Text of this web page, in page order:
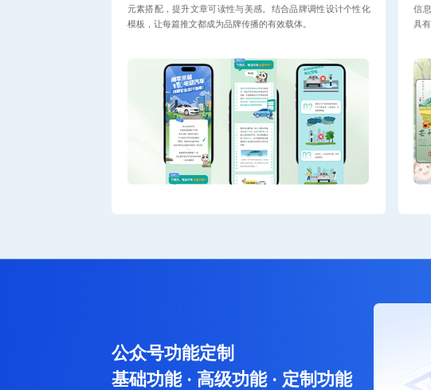
元素搭配，提升文章可读性与美感。结合品牌调性设计个性化
模板，让每篇推文都成为品牌传播的有效载体。
信
具
公众号功能定制
基础功能 · 高级功能 · 定制功能